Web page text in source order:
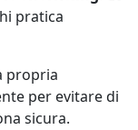
pratica
propria
per evitare di
sicura.